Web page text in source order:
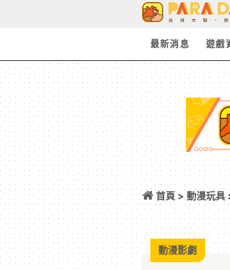
最新消息 遊戲
首頁 >動漫玩具
單，世界
動漫影劇